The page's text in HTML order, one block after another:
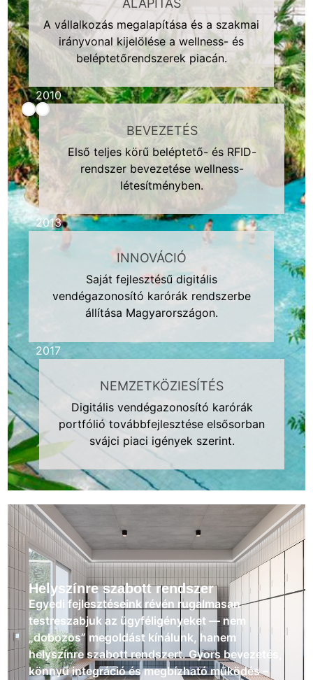
A vállalkozás megalapítása és a szakmai
irányvonal kijelölése a wellness- és
beléptetőrendszerek piacán.
2010
BEVEZETÉS
Első teljes körű beléptető- és RFID-
rendszer bevezetése wellness-
létesítményben.
2013
INNOVÁCIÓ
Saját fejlesztésű digitális
vendégazonosító karórák rendszerbe
állítása Magyarországon.
2017
NEMZETKÖZIESÍTÉS
Digitális vendégazonosító karórák
portfólió továbbfejlesztése elsősorban
svájci piaci igények szerint.
Helyszínre szabott rendszer
Egyedi fejlesztéseink révén rugalmasan
testreszabjuk az ügyféligényeket — nem
„dobozos” megoldást kínálunk, hanem
helyszínre szabott rendszert. Gyors bevezetés,
könnyű integráció és megbízható működés –